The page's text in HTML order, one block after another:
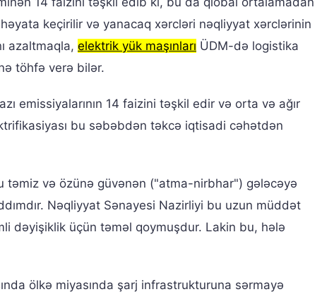
keçirilir və yanacaq xərcləri nəqliyyat xərclərinin
azaltmaqla, elektrik yük maşınları ÜDM-də logistika
töhfə verə bilər.
emissiyalarının 14 faizini təşkil edir və orta və ağır
bu səbəbdən təkcə iqtisadi cəhətdən
təmiz və özünə güvənən ("atma-nirbhar") gələcəyə
Nəqliyyat Sənayesi Nazirliyi bu uzun müddət
dəyişiklik üçün təməl qoymuşdur. Lakin bu, hələ
ölkə miyasında şarj infrastrukturuna sərmayə